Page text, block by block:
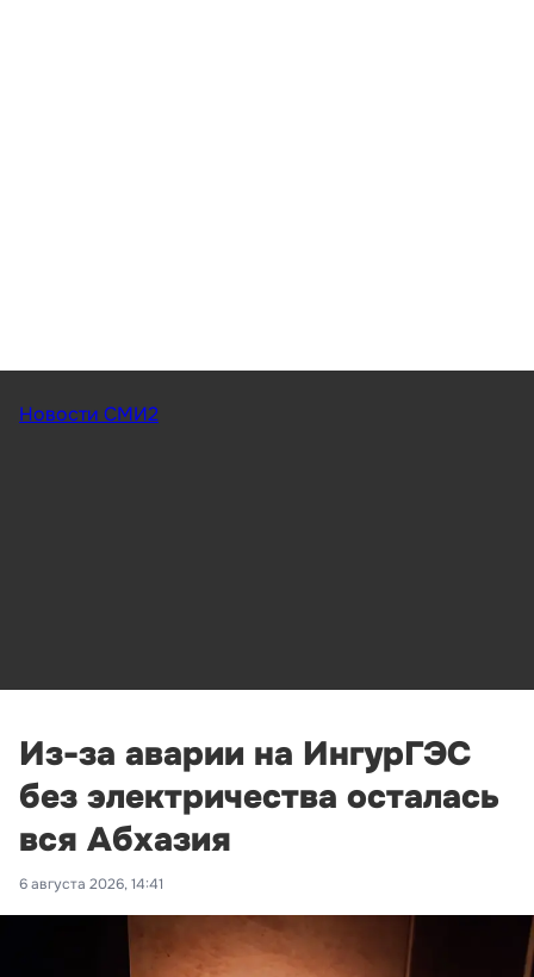
Новости СМИ2
Из-за аварии на ИнгурГЭС
без электричества осталась
вся Абхазия
6 августа 2026, 14:41